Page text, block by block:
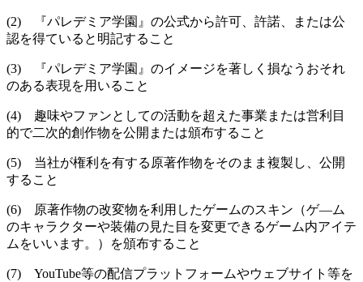
(2) 『パレデミア学園』の公式から許可、許諾、または公
認を得ていると明記すること
(3) 『パレデミア学園』のイメージを著しく損なうおそれ
のある表現を用いること
(4) 趣味やファンとしての活動を超えた事業または営利目
的で二次的創作物を公開または頒布すること
(5) 当社が権利を有する原著作物をそのまま複製し、公開
すること
(6) 原著作物の改変物を利用したゲームのスキン（ゲ―ム
のキャラクターや装備の見た目を変更できるゲーム内アイテ
ムをいいます。）を頒布すること
(7) YouTube等の配信プラットフォームやウェブサイト等を